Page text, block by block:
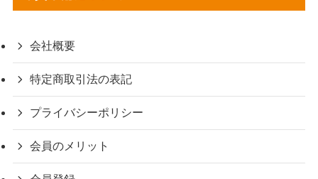
会社概要
特定商取引法の表記
プライバシーポリシー
会員のメリット